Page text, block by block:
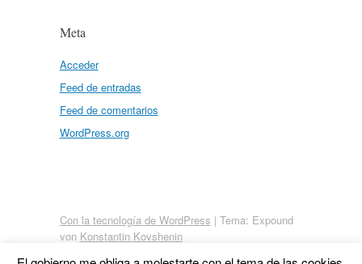
Meta
Acceder
Feed de entradas
Feed de comentarios
WordPress.org
Con la tecnología de WordPress | Tema: Expound
von Konstantin Kovshenin